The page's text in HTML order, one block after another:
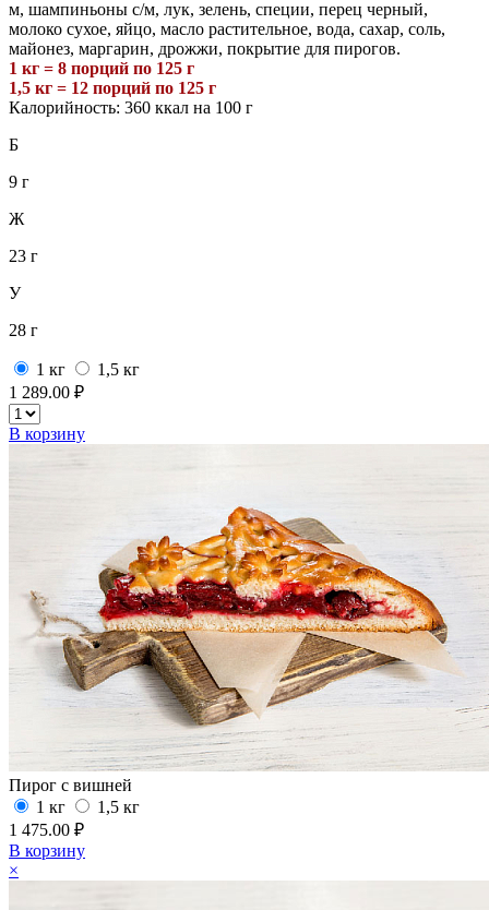
м, шампиньоны с/м, лук, зелень, специи, перец черный,
молоко сухое, яйцо, масло растительное, вода, сахар, соль,
майонез, маргарин, дрожжи, покрытие для пирогов.
1 кг = 8 порций по 125 г
1,5 кг = 12 порций по 125 г
Калорийность: 360 ккал на 100 г
Б
9 г
Ж
23 г
У
28 г
1 кг
1,5 кг
1 289.00 ₽
В корзину
Пирог с вишней
1 кг
1,5 кг
1 475.00 ₽
В корзину
×